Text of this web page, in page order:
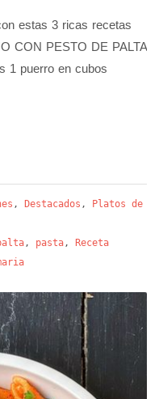
estas 3 ricas recetas
CON PESTO DE PALTA
1 puerro en cubos
, Destacados , Platos de
, pasta , Receta